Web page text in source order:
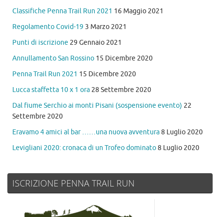
Classifiche Penna Trail Run 2021 16 Maggio 2021
Regolamento Covid-19 3 Marzo 2021
Punti di iscrizione 29 Gennaio 2021
Annullamento San Rossino 15 Dicembre 2020
Penna Trail Run 2021 15 Dicembre 2020
Lucca staffetta 10 x 1 ora 28 Settembre 2020
Dal fiume Serchio ai monti Pisani (sospensione evento) 22
Settembre 2020
Eravamo 4 amici al bar ……una nuova avventura8 Luglio 2020
Levigliani 2020: cronaca di un Trofeo dominato8 Luglio 2020
ISCRIZIONE PENNA TRAIL RUN